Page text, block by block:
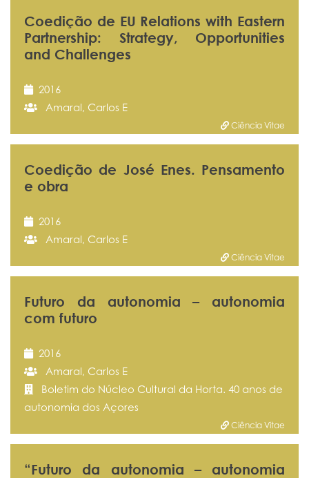
Coedição de EU Relations with Eastern
Partnership: Strategy, Opportunities
and Challenges
2016
Amaral, Carlos E
Ciência Vitae
Coedição de José Enes. Pensamento
e obra
2016
Amaral, Carlos E
Ciência Vitae
Futuro da autonomia – autonomia
com futuro
2016
Amaral, Carlos E
Boletim do Núcleo Cultural da Horta. 40 anos de
autonomia dos Açores
Ciência Vitae
“Futuro da autonomia – autonomia